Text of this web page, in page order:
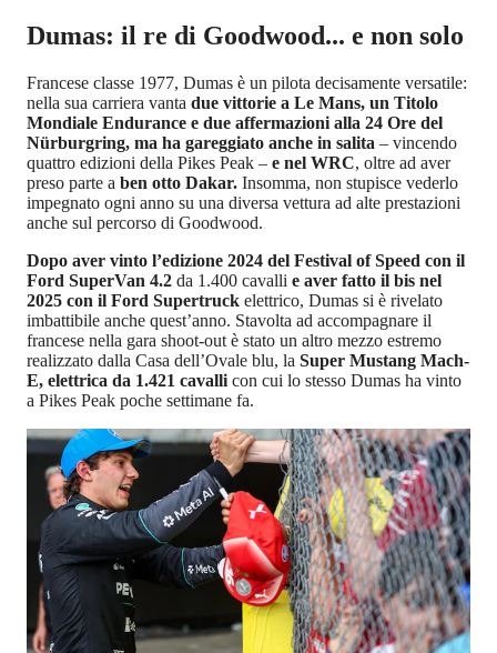
Dumas: il re di Goodwood... e non solo
Francese classe 1977, Dumas è un pilota decisamente versatile:
nella sua carriera vanta due vittorie a Le Mans, un Titolo
Mondiale Endurance e due affermazioni alla 24 Ore del
Nürburgring, ma ha gareggiato anche in salita – vincendo
quattro edizioni della Pikes Peak – e nel WRC, oltre ad aver
preso parte a ben otto Dakar. Insomma, non stupisce vederlo
impegnato ogni anno su una diversa vettura ad alte prestazioni
anche sul percorso di Goodwood.
Dopo aver vinto l’edizione 2024 del Festival of Speed con il
Ford SuperVan 4.2 da 1.400 cavalli e aver fatto il bis nel
2025 con il Ford Supertruck elettrico, Dumas si è rivelato
imbattibile anche quest’anno. Stavolta ad accompagnare il
francese nella gara shoot-out è stato un altro mezzo estremo
realizzato dalla Casa dell’Ovale blu, la Super Mustang Mach-
E, elettrica da 1.421 cavalli con cui lo stesso Dumas ha vinto
a Pikes Peak poche settimane fa.